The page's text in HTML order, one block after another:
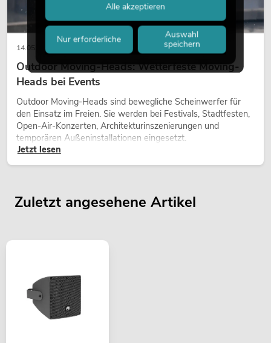
14.05.2026
Outdoor Moving-Heads: Wetterfeste Moving-
Heads bei Events
Outdoor Moving-Heads sind bewegliche Scheinwerfer für
den Einsatz im Freien. Sie werden bei Festivals, Stadtfesten,
Open-Air-Konzerten, Architekturinszenierungen und
temporären Außeninstallationen eingesetzt.
Jetzt lesen
Zuletzt angesehene Artikel
Nur erforderliche
Auswahl
speichern
Alle akzeptieren